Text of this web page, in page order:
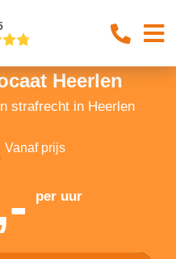
Heerlen
strafrecht in Heerlen
Vanaf prijs
per uur